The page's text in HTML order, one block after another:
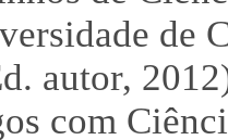
de
autor,
com